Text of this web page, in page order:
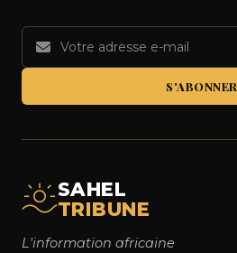
S'ABONNER
SAHEL
TRIBUNE
L'information africaine